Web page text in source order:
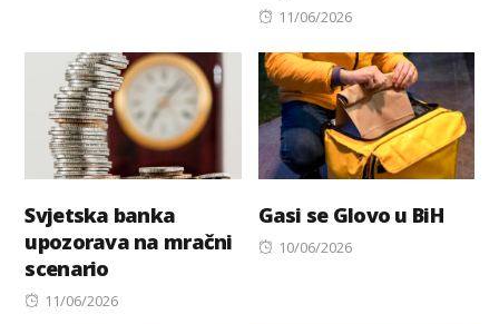
Posted
11/06/2026
Svjetska banka
upozorava na mračni
scenario
Posted
11/06/2026
Gasi se Glovo u BiH
Posted
10/06/2026